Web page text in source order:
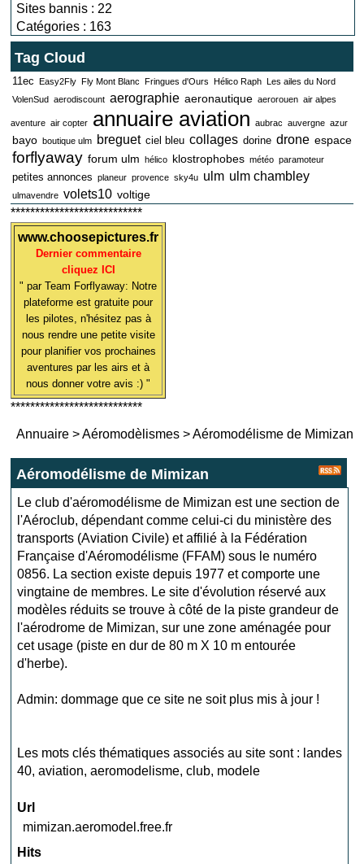
Sites bannis : 22
Catégories : 163
Tag Cloud
11ec Easy2Fly Fly Mont Blanc Fringues d'Ours Hélico Raph Les ailes du Nord
VolenSud aerodiscount aerographie aeronautique aerorouen air alpes
aventure air copter annuaire aviation aubrac auvergne azur
bayo boutique ulm breguet ciel bleu collages dorine drone espace
forflyaway forum ulm hélico klostrophobes météo paramoteur
petites annonces planeur provence sky4u ulm ulm chambley
ulmavendre volets10 voltige
***************************
www.choosepictures.fr
Dernier commentaire
cliquez ICI
" par Team Forflyaway: Notre
plateforme est gratuite pour
les pilotes, n'hésitez pas à
nous rendre une petite visite
pour planifier vos prochaines
aventures par les airs et à
nous donner votre avis :) "
***************************
Annuaire >Aéromodèlismes >Aéromodélisme de Mimizan
Aéromodélisme de Mimizan
Le club d'aéromodélisme de Mimizan est une section de
l'Aéroclub, dépendant comme celui-ci du ministère des
transports (Aviation Civile) et affilié à la Fédération
Française d'Aéromodélisme (FFAM) sous le numéro
0856. La section existe depuis 1977 et comporte une
vingtaine de membres. Le site d'évolution réservé aux
modèles réduits se trouve à côté de la piste grandeur de
l'aérodrome de Mimizan, sur une zone aménagée pour
cet usage (piste en dur de 80 m X 10 m entourée
d'herbe).
Admin: dommage que ce site ne soit plus mis à jour !
Les mots clés thématiques associés au site sont : landes
40,aviation,aeromodelisme,club, modele
Url
mimizan.aeromodel.free.fr
Hits